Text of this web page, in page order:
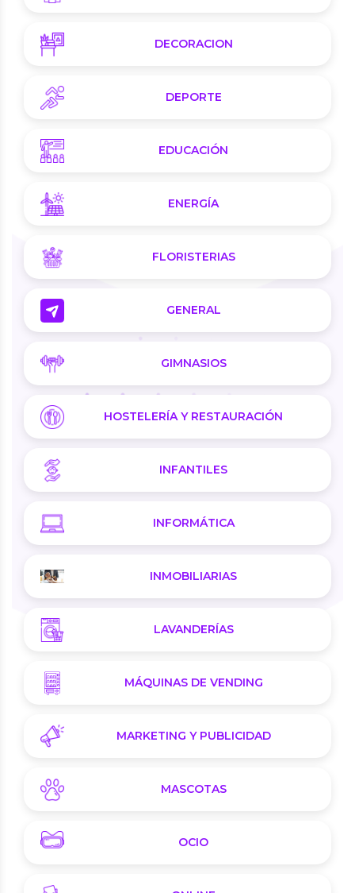
DECORACION
DEPORTE
EDUCACIÓN
ENERGÍA
FLORISTERIAS
GENERAL
GIMNASIOS
HOSTELERÍA Y RESTAURACIÓN
INFANTILES
INFORMÁTICA
INMOBILIARIAS
LAVANDERÍAS
MÁQUINAS DE VENDING
MARKETING Y PUBLICIDAD
MASCOTAS
OCIO